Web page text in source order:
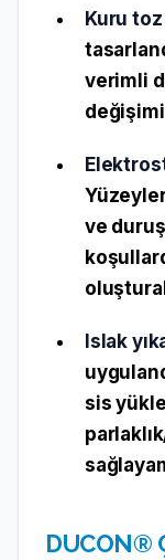
Kuru
verimli
ve
Islak
sis
DUCON®